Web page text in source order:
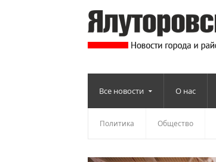
Все новости О нас
Политика Общество